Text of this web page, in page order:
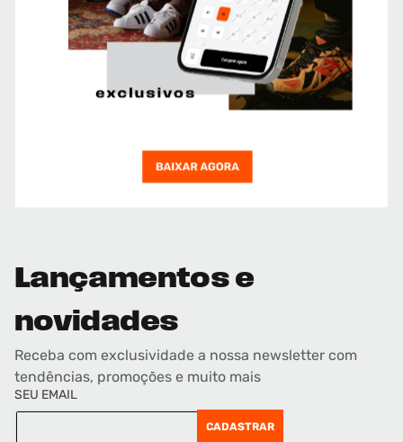
Lançamentos e
novidades
Receba com exclusividade a nossa newsletter com
tendências, promoções e muito mais
SEU EMAIL
CADASTRAR